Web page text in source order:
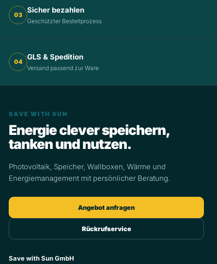
03
Sicher bezahlen
Geschützter Bestellprozess
04
GLS & Spedition
Versand passend zur Ware
SAVE WITH SUN
Energie clever speichern,
tanken und nutzen.
Photovoltaik, Speicher, Wallboxen, Wärme und
Energiemanagement mit persönlicher Beratung.
Angebot anfragen
Rückrufservice
Save with Sun GmbH